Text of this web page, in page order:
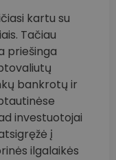
kartu su
Tačiau
priešinga
bankrotų ir
investuotojai
į
ilgalaikės